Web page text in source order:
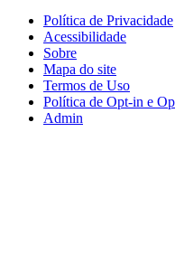
Política de Privacidade
Acessibilidade
Sobre
Mapa do site
Termos de Uso
Política de Opt-in e
Admin